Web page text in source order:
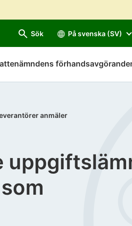
Sök På svenska (SV)
anmäler